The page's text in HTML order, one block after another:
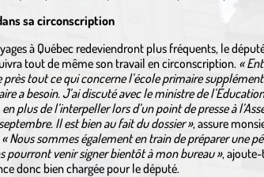
sa circonscription
à Québec redeviendront plus fréquents, le
tout de même son travail en circonscription. «
près tout ce qui concerne l’école primaire
a besoin. J’ai discuté avec le ministre de
plus de l’interpeller lors d’un point de presse à
Il est bien au fait du dossier », assure
« Nous sommes également en train de préparer une
pourront venir signer bientôt à mon bureau »,
donc bien chargée pour le député.